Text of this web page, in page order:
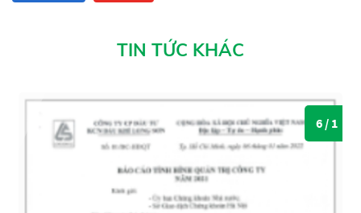
TIN TỨC KHÁC
6 / 1